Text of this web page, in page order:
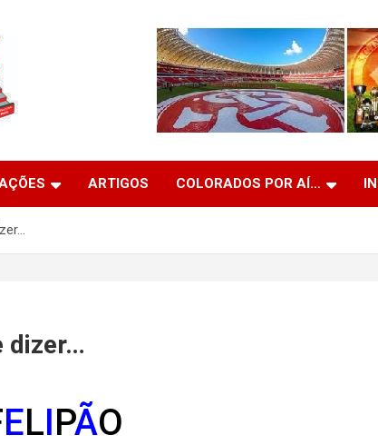
ARTIGOS COLORADOS POR AÍ…
dizer…
ELIPÃO